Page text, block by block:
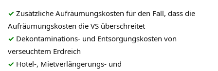
✓ Zusätzliche Aufräumungskosten für den Fall, dass die
Aufräumungskosten die VS überschreitet
✓ Dekontaminations- und Entsorgungskosten von
verseuchtem Erdreich
✓ Hotel-, Mietverlängerungs- und